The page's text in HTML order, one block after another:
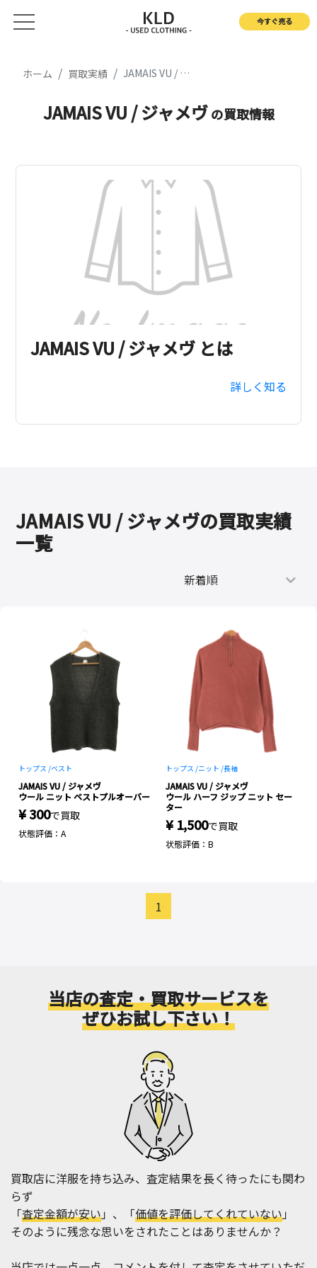
今すぐ売る
ホーム 買取実績 JAMAIS VU / ジャメヴ
JAMAIS VU / ジャメヴの買取情報
JAMAIS VU / ジャメヴ とは
詳しく知る
JAMAIS VU / ジャメヴの買取実績
一覧
トップス /ベスト
JAMAIS VU / ジャメヴ
ウール ニット ベストプルオーバー
¥ 300で買取
状態評価：A
トップス /ニット /長袖
JAMAIS VU / ジャメヴ
ウール ハーフ ジップ ニット セー
ター
¥ 1,500で買取
状態評価：B
1
当店の査定・買取サービスを
ぜひお試し下さい！
買取店に洋服を持ち込み、査定結果を長く待ったにも関わ
らず
「査定金額が安い」、「価値を評価してくれていない」
そのように残念な思いをされたことはありませんか？